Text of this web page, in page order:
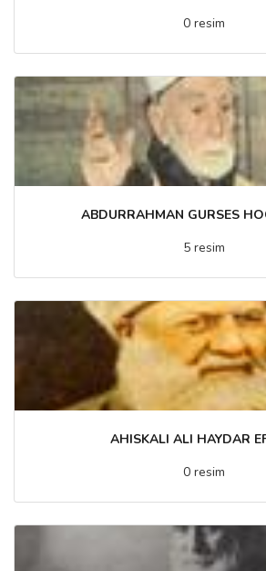
0 resim
ABDURRAHMAN GURSES
5 resim
AHISKALI ALI HAYDAR
0 resim